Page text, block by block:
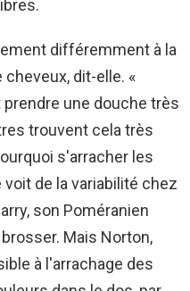
différemment à la
dit-elle. «
une douche très
trouvent cela très
s'arracher les
de la variabilité chez
son Poméranien
Mais Norton,
à l'arrachage des